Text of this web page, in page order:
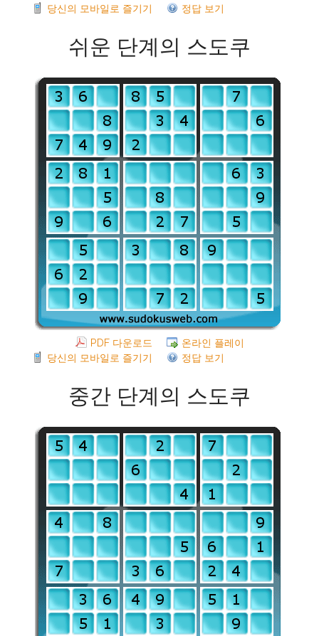
당신의 모바일로 즐기기
정답 보기
쉬운 단계의 스도쿠
PDF 다운로드
온라인 플레이
당신의 모바일로 즐기기
정답 보기
중간 단계의 스도쿠